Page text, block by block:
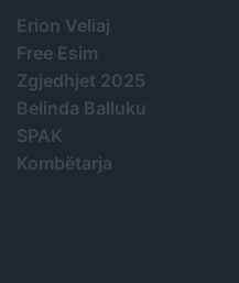
Erion Veliaj
Free Esim
Zgjedhjet 2025
Belinda Balluku
SPAK
Kombëtarja